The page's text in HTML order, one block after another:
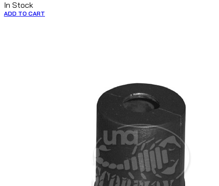
In Stock
ADD TO CART